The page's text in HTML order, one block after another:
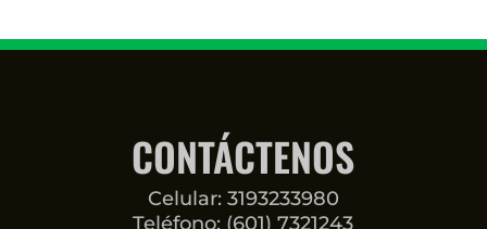
CONTÁCTENOS
Celular: 3193233980
Teléfono: (601) 7321243